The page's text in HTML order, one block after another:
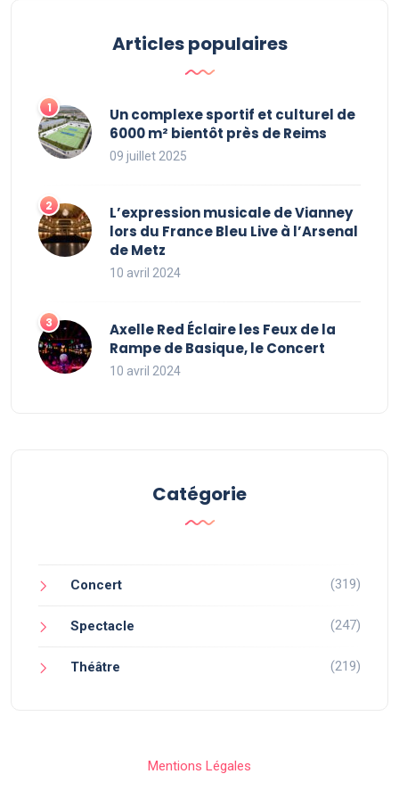
Articles populaires
Un complexe sportif et culturel de
6000 m² bientôt près de Reims
09 juillet 2025
L’expression musicale de Vianney
lors du France Bleu Live à l’Arsenal
de Metz
10 avril 2024
Axelle Red Éclaire les Feux de la
Rampe de Basique, le Concert
10 avril 2024
Catégorie
Concert (319)
Spectacle (247)
Théâtre (219)
Mentions Légales